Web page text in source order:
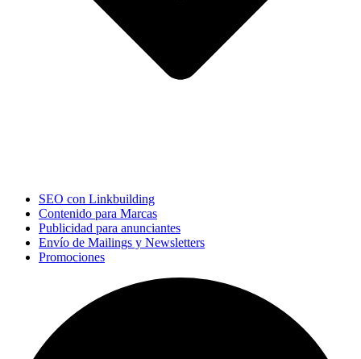
SEO con Linkbuilding
Contenido para Marcas
Publicidad para anunciantes
Envío de Mailings y Newsletters
Promociones